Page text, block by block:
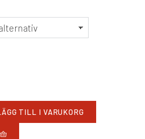
TILL I VARUKORG